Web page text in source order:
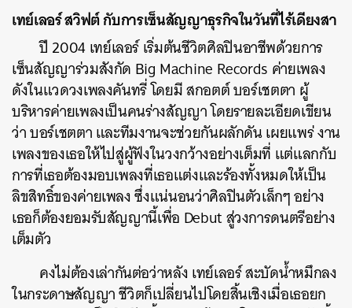
เทย์เลอร์ สวิฟต์ กับการเซ็นสัญญาธุรกิจในวันที่ไร้เดียงสา
ปี 2004 เทย์เลอร์ เริ่มต้นชีวิตศิลปินอาชีพด้วยการ
เซ็นสัญญาร่วมสังกัด Big Machine Records ค่ายเพลง
ดังในแวดวงเพลงคันทรี่ โดยมี สกอตต์ บอร์เชตตา ผู้
บริหารค่ายเพลงเป็นคนร่างสัญญา โดยรายละเอียดเขียน
ว่า บอร์เชตตา และทีมงานจะช่วยกันผลักดัน เผยแพร่ งาน
เพลงของเธอให้ไปสู่ผู้ฟังในวงกว้างอย่างเต็มที่ แต่แลกกับ
การที่เธอต้องมอบเพลงที่เธอแต่งและร้องทั้งหมดให้เป็น
ลิขสิทธิ์ของค่ายเพลง ซึ่งแน่นอนว่าศิลปินตัวเล็กๆ อย่าง
เธอก็ต้องยอมรับสัญญานี้เพื่อ Debut สู่วงการดนตรีอย่าง
เต็มตัว
คงไม่ต้องเล่ากันต่อว่าหลัง เทย์เลอร์ สะบัดน้ำหมึกลง
ในกระดาษสัญญา ชีวิตก็เปลี่ยนไปโดยสิ้นเชิงเมื่อเธอยก